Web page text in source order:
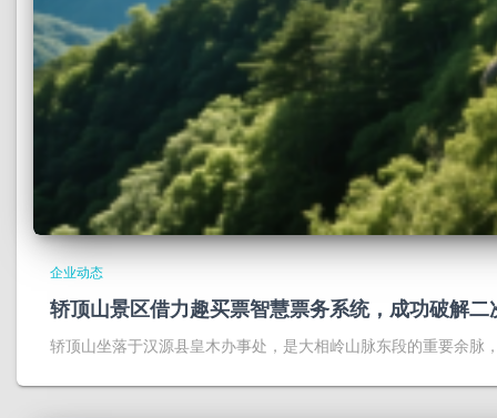
企业动态
轿顶山景区借力趣买票智慧票务系统，成功破解
轿顶山坐落于汉源县皇木办事处，是大相岭山脉东段的重要余脉